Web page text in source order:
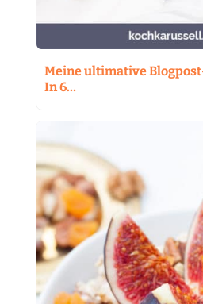
Meine ultimative
In 6…